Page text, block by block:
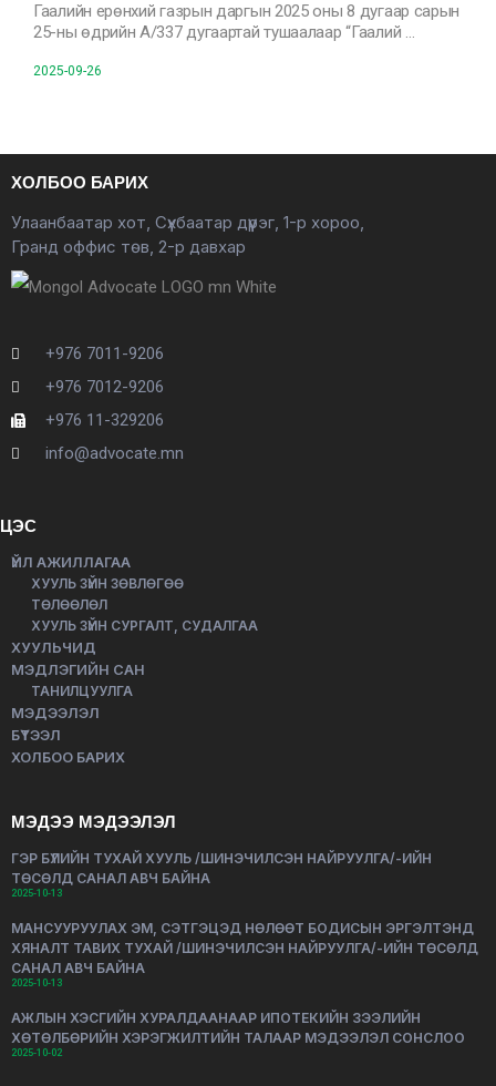
Гаалийн ерөнхий газрын даргын 2025 оны 8 дугаар сарын
25-ны өдрийн А/337 дугаартай тушаалаар “Гаалий …
2025-09-26
ХОЛБОО БАРИХ
Улаанбаатар хот, Сүхбаатар дүүрэг, 1-р хороо,
Гранд оффис төв, 2-р давхар
+976 7011-9206
+976 7012-9206
+976 11-329206
info@advocate.mn
ЦЭС
ҮЙЛ АЖИЛЛАГАА
ХУУЛЬ ЗҮЙН ЗӨВЛӨГӨӨ
ТӨЛӨӨЛӨЛ
ХУУЛЬ ЗҮЙН СУРГАЛТ, СУДАЛГАА
ХУУЛЬЧИД
МЭДЛЭГИЙН САН
ТАНИЛЦУУЛГА
МЭДЭЭЛЭЛ
БҮТЭЭЛ
ХОЛБОО БАРИХ
МЭДЭЭ МЭДЭЭЛЭЛ
ГЭР БҮЛИЙН ТУХАЙ ХУУЛЬ /ШИНЭЧИЛСЭН НАЙРУУЛГА/-ИЙН
ТӨСӨЛД САНАЛ АВЧ БАЙНА
2025-10-13
МАНСУУРУУЛАХ ЭМ, СЭТГЭЦЭД НӨЛӨӨТ БОДИСЫН ЭРГЭЛТЭНД
ХЯНАЛТ ТАВИХ ТУХАЙ /ШИНЭЧИЛСЭН НАЙРУУЛГА/-ИЙН ТӨСӨЛД
САНАЛ АВЧ БАЙНА
2025-10-13
АЖЛЫН ХЭСГИЙН ХУРАЛДААНААР ИПОТЕКИЙН ЗЭЭЛИЙН
ХӨТӨЛБӨРИЙН ХЭРЭГЖИЛТИЙН ТАЛААР МЭДЭЭЛЭЛ СОНСЛОО
2025-10-02